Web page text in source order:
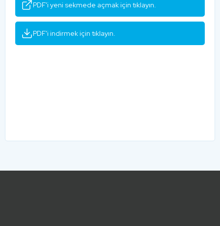
PDF'i yeni sekmede açmak için tıklayın.
PDF'i indirmek için tıklayın.